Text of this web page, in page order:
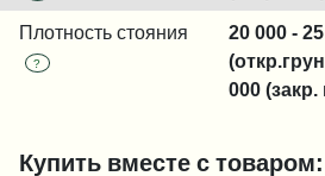
Плотность стояния
?
20 000 -
000 (закр.
Купить вместе с товаром: